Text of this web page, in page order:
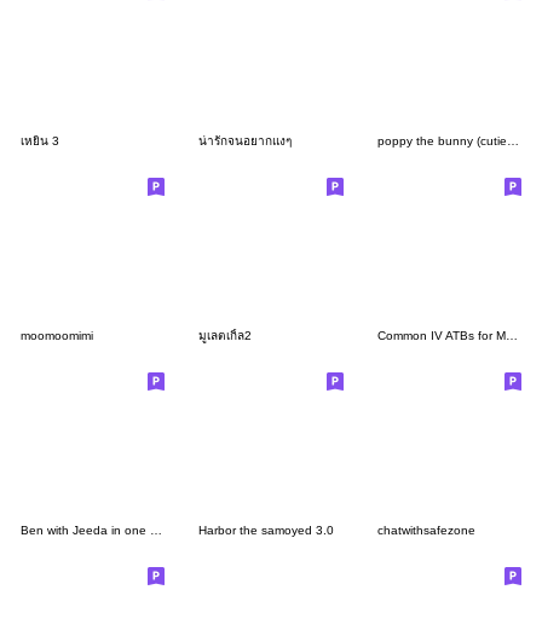
เหยิน 3 น่ารักจนอยากแงๆ
moomoomimi มูเลตเกิ้ล2 Common IV ATBs for Medical students
Ben with Jeeda in one day <3 Harbor the samoyed 3.0 chatwithsafezone